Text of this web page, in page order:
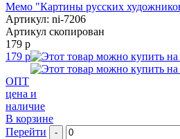
Мемо "Картины русских
Артикул: ni-7206
Артикул скопирован
179 р
179 р
ОПТ
цена и
наличие
В корзине
Перейти
-